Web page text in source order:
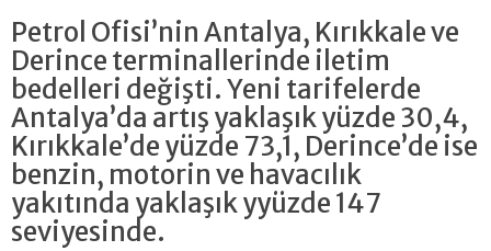
Petrol Ofisi’nin Antalya, Kırıkkale ve
Derince terminallerinde iletim
bedelleri değişti. Yeni tarifelerde
Antalya’da artış yaklaşık yüzde 30,4,
Kırıkkale’de yüzde 73,1, Derince’de ise
benzin, motorin ve havacılık
yakıtında yaklaşık yyüzde 147
seviyesinde.